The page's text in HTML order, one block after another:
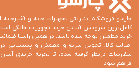
چارسو فروشگاه اینترنتی تجهیزات خانه و
کامل‌ترین سرویس آنلاین خرید تجهیزات خانگی
اصالت کالا، تحویل سریع و مطمئن و پشتیبانی
سفارشات درنظر گرفته شده، تا تجربه خریدی
فراهم شود.